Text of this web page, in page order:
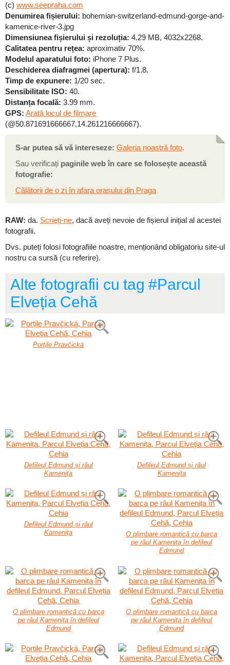
(c) www.seepraha.com
Denumirea fișierului: bohemian-switzerland-edmund-gorge-and-
kamenice-river-3.jpg
Dimensiunea fișierului și rezoluția: 4.29 MB, 4032x2268.
Calitatea pentru rețea: aproximativ 70%.
Modelul aparatului foto: iPhone 7 Plus.
Deschiderea diafragmei (apertura): f/1.8.
Timp de expunere: 1/20 sec.
Sensibilitate ISO: 40.
Distanța focală: 3.99 mm.
GPS: Arată locul de filmare
(@50.871691666667,14.261216666667).
S-ar putea să vă intereseze: Galeria noastră foto.
Sau verificați paginile web în care se folosește această
fotografie:
Călătorii de o zi în afara orașului din Praga
RAW: da. Scrieți-ne, dacă aveți nevoie de fișierul inițial al acestei
fotografii.
Dvs. puteți folosi fotografiile noastre, menționând obligatoriu site-ul
nostru ca sursă (cu referire).
Alte fotografii cu tag #Parcul
Elveția Cehă
Porțile Pravčická
Defileul Edmund și râul
Kamenița
Defileul Edmund și râul
Kamenița
Defileul Edmund și râul
Kamenița
O plimbare romantică cu barca
pe râul Kamenița în defileul
Edmund
O plimbare romantică cu barca
pe râul Kamenița în defileul
Edmund
O plimbare romantică cu barca
pe râul Kamenița în defileul
Edmund